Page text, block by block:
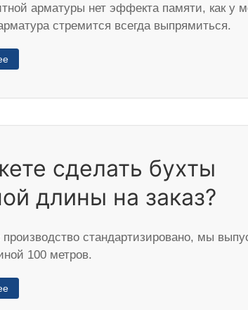
арматуры нет эффекта памяти, как у
стремится всегда выпрямиться.
сделать бухты
длины на заказ?
стандартизировано, мы
100 метров.